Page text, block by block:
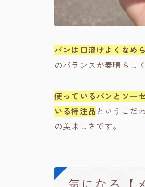
パンは口溶けよくなめ
のバランスが素晴らし
使っているパンとソー
いる特注品 というこだ
の美味しさです。